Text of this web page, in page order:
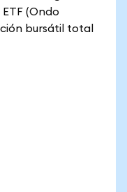
(Ondo
bursátil total